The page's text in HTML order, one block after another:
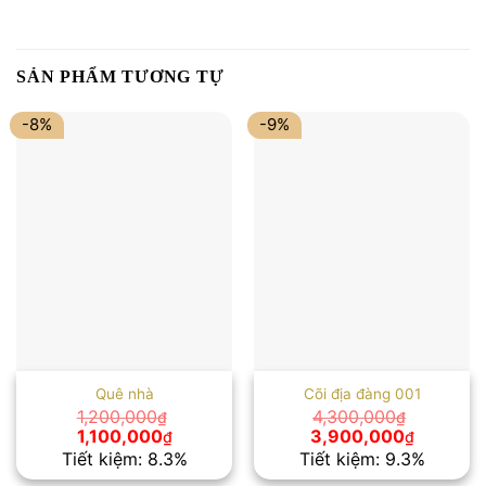
SẢN PHẨM TƯƠNG TỰ
-8%
Quê nhà
1,200,000₫
Giá
gốc
là:
1,100,000₫Giá
hiện
tại
Tiết kiệm: 8.3%
-9%
Cõi địa đàng 001
4,300,000₫
Giá
gốc
là:
3,900,000₫Giá
hiện
tại
Tiết kiệm: 9.3%